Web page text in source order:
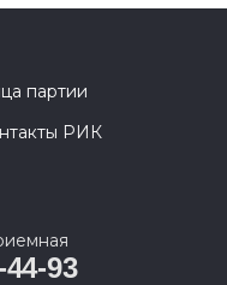
партии
РИК
93